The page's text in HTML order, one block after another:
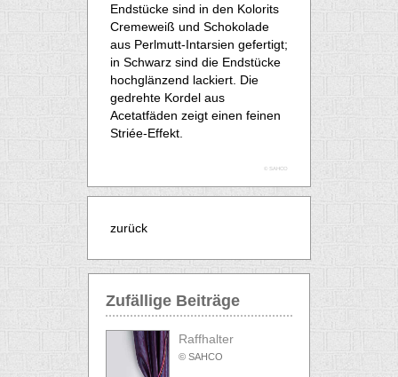
Endstücke sind in den Kolorits
Cremeweiß und Schokolade
aus Perlmutt-Intarsien gefertigt;
in Schwarz sind die Endstücke
hochglänzend lackiert. Die
gedrehte Kordel aus
Acetatfäden zeigt einen feinen
Striée-Effekt.
© SAHCO
zurück
Zufällige Beiträge
Raffhalter
© SAHCO